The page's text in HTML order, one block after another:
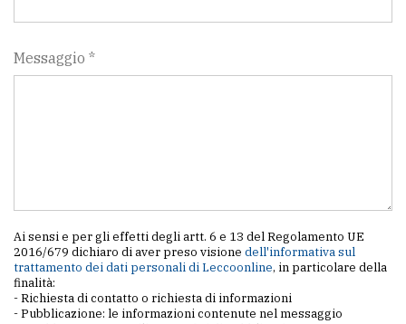
Messaggio *
Ai sensi e per gli effetti degli artt. 6 e 13 del Regolamento UE
2016/679 dichiaro di aver preso visione dell'informativa sul
trattamento dei dati personali di Leccoonline, in particolare della
finalità:
- Richiesta di contatto o richiesta di informazioni
- Pubblicazione: le informazioni contenute nel messaggio